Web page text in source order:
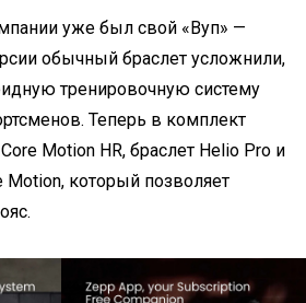
уже был свой «Вуп» —
обычный браслет усложнили,
тренировочную систему
Теперь в комплект
Motion HR, браслет Helio Pro и
Motion, который позволяет